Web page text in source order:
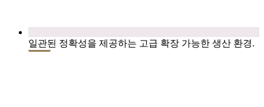
일관된 정확성을 제공하는 고급 확장 가능한 생산 환경.